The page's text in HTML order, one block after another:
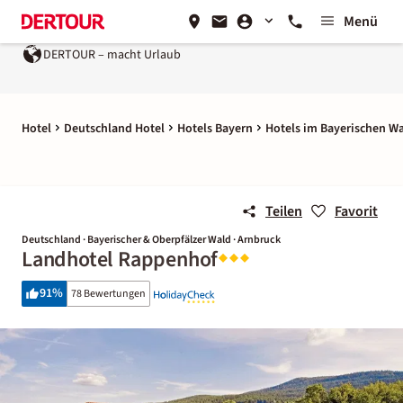
Menü
DERTOUR – macht Urlaub
Hotel Deutschland Hotel Hotels Bayern Hotels im Bayerischen
Teilen Favorit
Deutschland · Bayerischer & Oberpfälzer Wald · Arnbruck
Landhotel Rappenhof
91% 78 Bewertungen